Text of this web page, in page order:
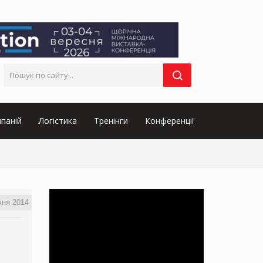
Логістика Тренінги Конференції
2014